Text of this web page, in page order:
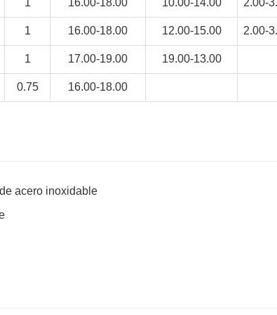
1 16.00-18.00 12.00-15.00 2.00-
1 17.00-19.00 19.00-13.00
0.75 16.00-18.00
acero inoxidable